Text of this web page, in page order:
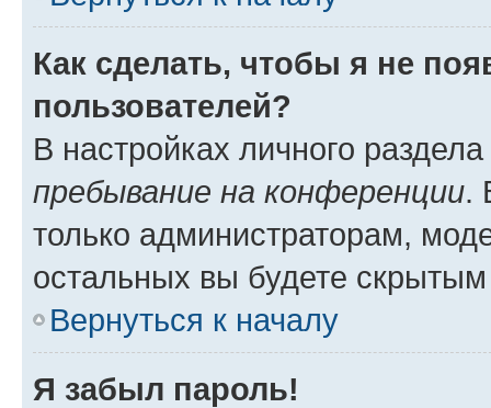
Как сделать, чтобы я не
пользователей?
В настройках личного
пребывание на конференции.
только администраторам,
остальных вы будете
Вернуться к началу
Я забыл пароль!